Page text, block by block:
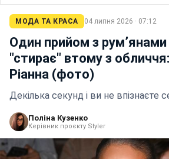
МОДА ТА КРАСА 04 липня 2026 · 07:12
Один прийом з
"стирає" втому з
Ріанна (фото)
Декілька секунд і ви не впізнаєте
Поліна Кузенко
Керівник проєкту Styler